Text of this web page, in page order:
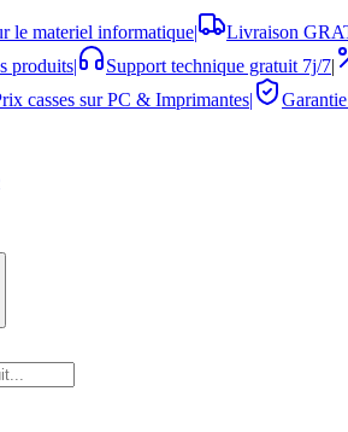
le materiel informatique| Livraison
produits| Support technique gratuit 7j/7|
casses sur PC & Imprimantes|